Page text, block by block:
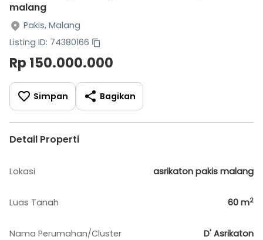
malang
Pakis, Malang
Listing ID: 74380166
Rp 150.000.000
Simpan Bagikan
Detail Properti
Lokasi asrikaton pakis malang
Luas Tanah 60 m2
Nama Perumahan/Cluster D' Asrikaton